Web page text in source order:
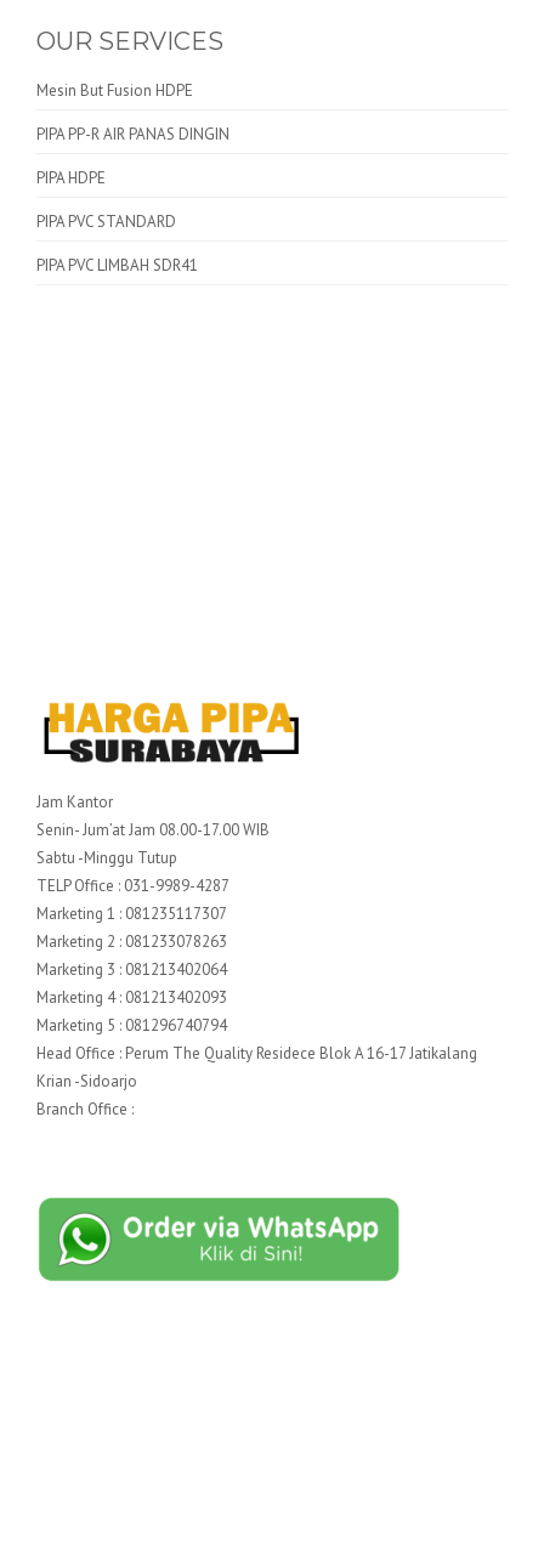
OUR SERVICES
Mesin But Fusion HDPE
PIPA PP-R AIR PANAS DINGIN
PIPA HDPE
PIPA PVC STANDARD
PIPA PVC LIMBAH SDR41
Jam Kantor
Senin- Jum’at Jam 08.00-17.00 WIB
Sabtu -Minggu Tutup
TELP Office : 031-9989-4287
Marketing 1 : 081235117307
Marketing 2 : 081233078263
Marketing 3 : 081213402064
Marketing 4 : 081213402093
Marketing 5 : 081296740794
Head Office : Perum The Quality Residece Blok A 16-17 Jatikalang
Krian -Sidoarjo
Branch Office :